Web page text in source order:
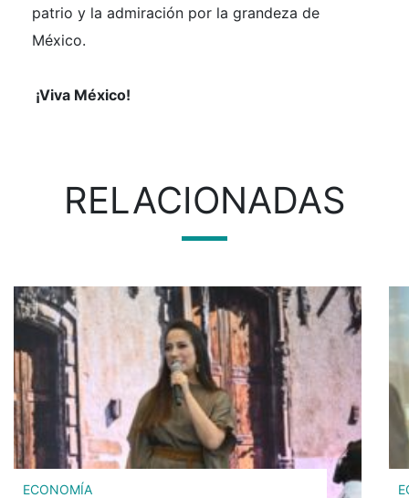
patrio y la admiración por la grandeza de
México.
¡Viva México!
RELACIONADAS
ECONOMÍA